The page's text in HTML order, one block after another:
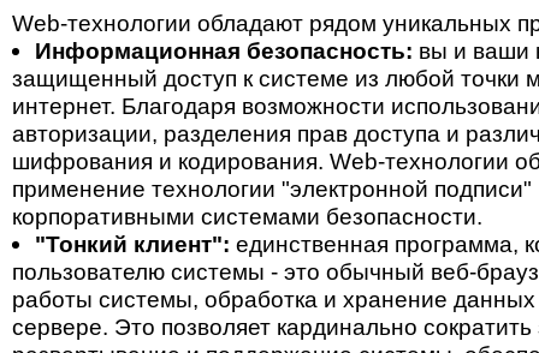
Web-технологии обладают рядом уникальных
Информационная безопасность: вы и ваши
защищенный доступ к системе из любой точки
интернет. Благодаря возможности
авторизации, разделения прав доступа и
шифрования и кодирования. Web-технологии
применение технологии "электронной
корпоративными системами безопасности.
"Тонкий клиент": единственная программа,
пользователю системы - это обычный веб-
работы системы, обработка и хранение
сервере. Это позволяет кардинально